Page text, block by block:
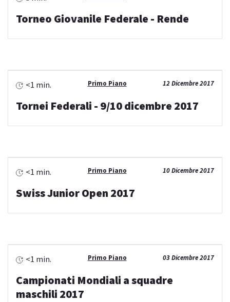
Torneo Giovanile Federale - Rende
12 Dicembre 2017
Primo Piano
<1 min.
Tornei Federali - 9/10 dicembre 2017
10 Dicembre 2017
Primo Piano
<1 min.
Swiss Junior Open 2017
03 Dicembre 2017
Primo Piano
<1 min.
Campionati Mondiali a squadre
maschili 2017